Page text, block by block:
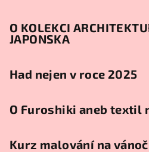
O KOLEKCI
JAPONSKA
Had nejen v roce 2025
O Furoshiki aneb textil
Kurz malování na